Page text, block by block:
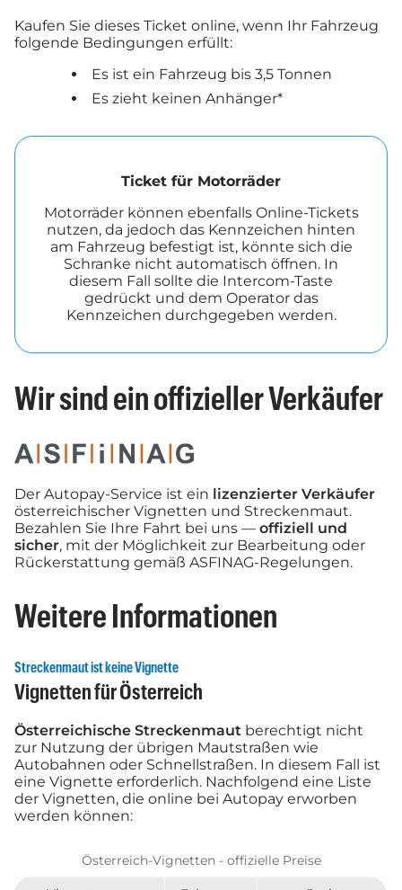
Kaufen Sie dieses Ticket online, wenn Ihr Fahrzeug
folgende Bedingungen erfüllt:
Es ist ein Fahrzeug bis 3,5 Tonnen
Es zieht keinen Anhänger*
Ticket für Motorräder
Motorräder können ebenfalls Online-Tickets
nutzen, da jedoch das Kennzeichen hinten
am Fahrzeug befestigt ist, könnte sich die
Schranke nicht automatisch öffnen. In
diesem Fall sollte die Intercom-Taste
gedrückt und dem Operator das
Kennzeichen durchgegeben werden.
Wir sind ein offizieller Verkäufer
Der Autopay-Service ist ein lizenzierter Verkäufer
österreichischer Vignetten und Streckenmaut.
Bezahlen Sie Ihre Fahrt bei uns — offiziell und
sicher, mit der Möglichkeit zur Bearbeitung oder
Rückerstattung gemäß ASFINAG-Regelungen.
Weitere Informationen
Streckenmaut ist keine Vignette
Vignetten für Österreich
Österreichische Streckenmaut berechtigt nicht
zur Nutzung der übrigen Mautstraßen wie
Autobahnen oder Schnellstraßen. In diesem Fall ist
eine Vignette erforderlich. Nachfolgend eine Liste
der Vignetten, die online bei Autopay erworben
werden können:
Österreich-Vignetten - offizielle Preise